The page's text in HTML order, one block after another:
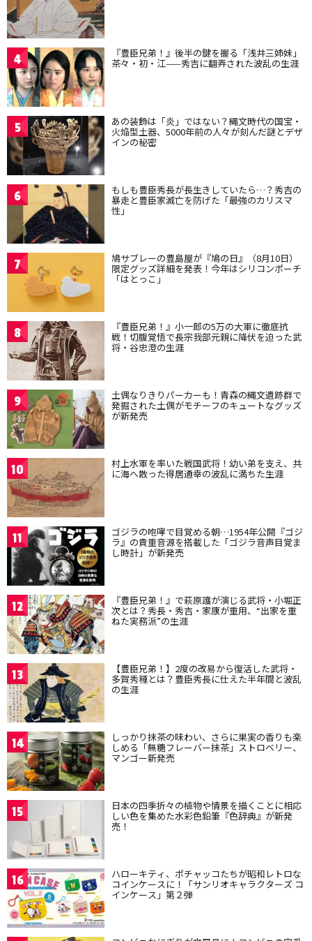
4 『豊臣兄弟！』後半の鍵を握る「浅井三姉妹」
茶々・初・江——秀吉に翻弄された波乱の生涯
5 あの装飾は「炎」ではない？縄文時代の国宝・
火焔型土器、5000年前の人々が刻んだ謎とデザ
インの秘密
6 もしも豊臣秀長が長生きしていたら…？秀吉の
暴走と豊臣家滅亡を防げた「最強のカリスマ
性」
7 鳩サブレーの豊島屋が『鳩の日』（8月10日）
限定グッズ詳細を発表！今年はシリコンポーチ
「はとっこ」
8 『豊臣兄弟！』小一郎の5万の大軍に徹底抗
戦！切腹覚悟で長宗我部元親に降伏を迫った武
将・谷忠澄の生涯
9 土偶なりきりパーカーも！青森の縄文遺跡群で
発掘された土偶がモチーフのキュートなグッズ
が新発売
10 村上水軍を率いた戦国武将！幼い弟を支え、共
に海へ散った得居通幸の波乱に満ちた生涯
11 ゴジラの咆哮で目覚める朝…1954年公開『ゴジ
ラ』の貴重音源を搭載した「ゴジラ音声目覚ま
し時計」が新発売
12 『豊臣兄弟！』で萩原護が演じる武将・小堀正
次とは？秀長・秀吉・家康が重用、“出家を重
ねた実務派”の生涯
13 【豊臣兄弟！】2度の改易から復活した武将・
多賀秀種とは？豊臣秀長に仕えた半年間と波乱
の生涯
14 しっかり抹茶の味わい、さらに果実の香りも楽
しめる「無糖フレーバー抹茶」ストロベリー、
マンゴー新発売
15 日本の四季折々の植物や情景を描くことに相応
しい色を集めた水彩色鉛筆『色辞典』が新発
売！
16 ハローキティ、ポチャッコたちが昭和レトロな
コインケースに！「サンリオキャラクターズ コ
インケース」第２弾